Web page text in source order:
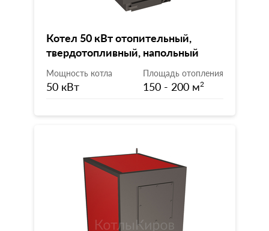
Котел 50 кВт отопительный,
твердотопливный, напольный
Мощность котла
50 кВт
Площадь отопления
150 - 200 м2